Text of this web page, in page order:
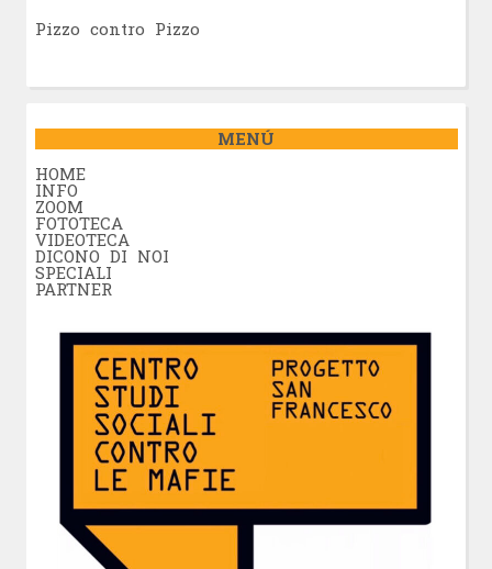
Pizzo contro Pizzo
MENÚ
HOME
INFO
ZOOM
FOTOTECA
VIDEOTECA
DICONO DI NOI
SPECIALI
PARTNER